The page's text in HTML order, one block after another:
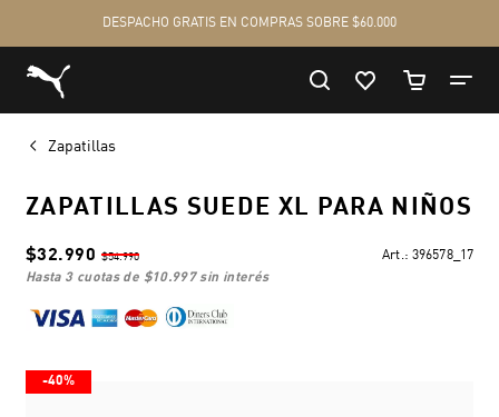
Zapatillas
ZAPATILLAS SUEDE XL PARA NIÑOS
$32.990 $54.990 Art.: 396578_17
hasta 3 cuotas de $10.997sin interés
-40%